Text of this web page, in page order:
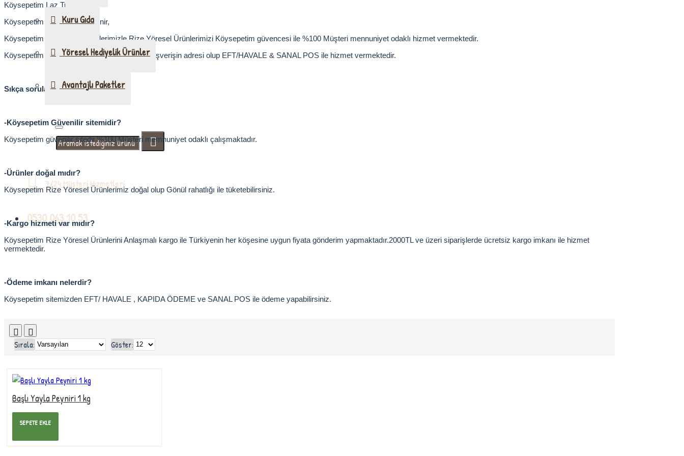
Kuru Gıda
Yöresel Hediyelik Ürünler
Avantajlı Paketler
7/24 Müşteri Hizmetleri
0530 063 10 53
Köysepetim Laz Tulumu,
Köysepetim Muhlamalık Peynir,
Köysepetim Telli Peynir çeşitlerimizle Rize Yöresel Ürünlerimizi Köysepetim güvencesi ile %100 Müşteri mennuniyet odaklı hizmet vermektedir.
Köysepetim Rize Yöresel Ürünlerin güvenli alışverişin adresi olup EFT/HAVALE & SANAL POS ile hizmet vermektedir.
Sıkça sorulan sorular;
-Köysepetim Güvenilir sitemidir?
Köysepetim güvenilir sitedir %100 Müşteri memnuniyet odaklı çalışmaktadır.
-Ürünler doğal mıdır?
Köysepetim Rize Yöresel Ürünlerimiz doğal olup Gönül rahatlığı ile tüketebilirsiniz.
-Kargo hizmeti var mıdır?
Köysepetim Rize Yöresel Ürünlerini Anlaşmalı kargo ile Türkiyenin her köşesine uygun fiyata gönderim yapmaktadır.2000TL ve üzeri siparişlerde ücretsiz kargo imkanı ile hizmet
vermektedir.
-Ödeme imkanı nelerdir?
Köysepetim sitemizden EFT/ HAVALE , KAPIDA ÖDEME ve SANAL POS ile ödeme yapabilirsiniz.
Sırala: Göster:
Başlı Yayla Peyniri 1 kg
420,00TL
SEPETE EKLE